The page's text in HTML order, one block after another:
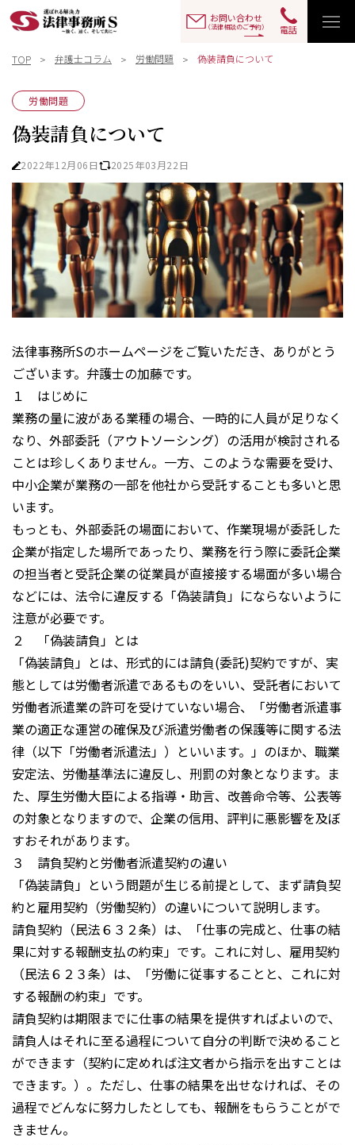
お問い合わせ
（法律相談のご予約） 電話
TOP 弁護士コラム 労働問題 偽装請負について
労働問題
偽装請負について
2022年12月06日 2025年03月22日
法律事務所Sのホームページをご覧いただき、ありがとう
ございます。弁護士の加藤です。
１ はじめに
業務の量に波がある業種の場合、一時的に人員が足りなく
なり、外部委託（アウトソーシング）の活用が検討される
ことは珍しくありません。一方、このような需要を受け、
中小企業が業務の一部を他社から受託することも多いと思
います。
もっとも、外部委託の場面において、作業現場が委託した
企業が指定した場所であったり、業務を行う際に委託企業
の担当者と受託企業の従業員が直接接する場面が多い場合
などには、法令に違反する「偽装請負」にならないように
注意が必要です。
２ 「偽装請負」とは
「偽装請負」とは、形式的には請負(委託)契約ですが、実
態としては労働者派遣であるものをいい、受託者において
労働者派遣業の許可を受けていない場合、「労働者派遣事
業の適正な運営の確保及び派遣労働者の保護等に関する法
律（以下「労働者派遣法」）といいます。」のほか、職業
安定法、労働基準法に違反し、刑罰の対象となります。ま
た、厚生労働大臣による指導・助言、改善命令等、公表等
の対象となりますので、企業の信用、評判に悪影響を及ぼ
すおそれがあります。
３ 請負契約と労働者派遣契約の違い
「偽装請負」という問題が生じる前提として、まず請負契
約と雇用契約（労働契約）の違いについて説明します。
請負契約（民法６３２条）は、「仕事の完成と、仕事の結
果に対する報酬支払の約束」です。これに対し、雇用契約
（民法６２３条）は、「労働に従事することと、これに対
する報酬の約束」です。
請負契約は期限までに仕事の結果を提供すればよいので、
請負人はそれに至る過程について自分の判断で決めること
ができます（契約に定めれば注文者から指示を出すことは
できます。）。ただし、仕事の結果を出せなければ、その
過程でどんなに努力したとしても、報酬をもらうことがで
きません。